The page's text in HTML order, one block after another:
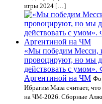
игры 2024 […]
«Мы победим Месси,
провоцируют, но мы
действовать с
Аргентиной на ЧМ
Ибрагим Маза считает,
на ЧМ-2026. Сборные